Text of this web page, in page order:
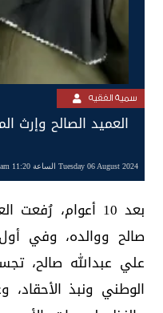
سمية الفقيه
العميد الصالح وإرث
Tuesday 06 August 2024 الساعة 11:20 am
بعد 10 أعوام،
صالح ووالده، وفي
علي عبدالله صالح،
الوطني ونبذ الأحقاد،